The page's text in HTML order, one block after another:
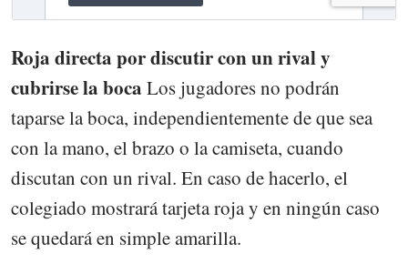
Roja directa por discutir con un rival y
cubrirse la boca Los jugadores no podrán
taparse la boca, independientemente de que sea
con la mano, el brazo o la camiseta, cuando
discutan con un rival. En caso de hacerlo, el
colegiado mostrará tarjeta roja y en ningún caso
se quedará en simple amarilla.